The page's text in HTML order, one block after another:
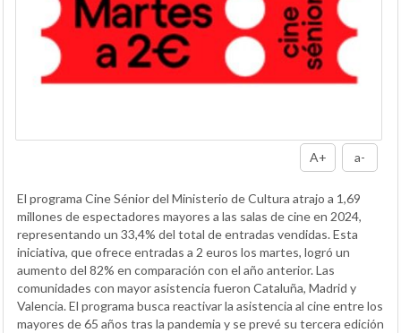
A+ a-
El programa Cine Sénior del Ministerio de Cultura atrajo a 1,69
millones de espectadores mayores a las salas de cine en 2024,
representando un 33,4% del total de entradas vendidas. Esta
iniciativa, que ofrece entradas a 2 euros los martes, logró un
aumento del 82% en comparación con el año anterior. Las
comunidades con mayor asistencia fueron Cataluña, Madrid y
Valencia. El programa busca reactivar la asistencia al cine entre los
mayores de 65 años tras la pandemia y se prevé su tercera edición